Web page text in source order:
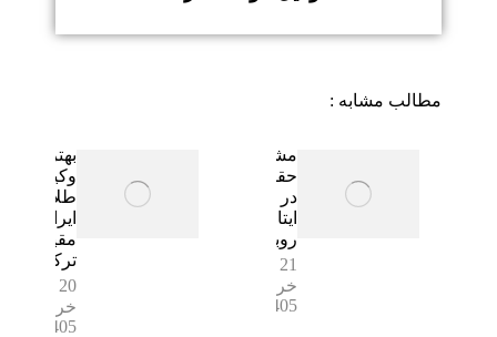
مطالب مشابه :
مشاوره
حقوقی
در بله،
ایتا و
روبیکا
21
خرداد
1405
بهترین
وکیل
طلاق
ایرانیان
مقیم
ترکیه
20
خرداد
1405